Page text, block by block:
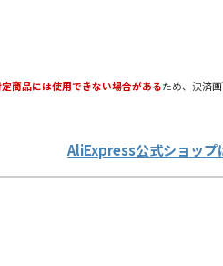
商品には使用できない場合があるため、決済
AliExpress公式ショップ